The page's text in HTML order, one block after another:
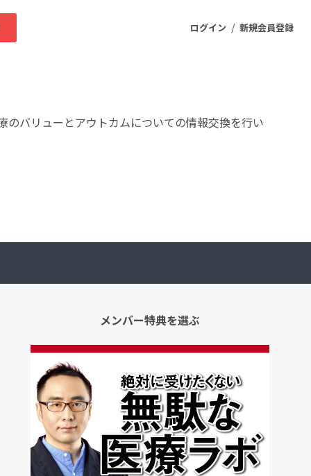
ログイン / 新規会員登録
ティ
のバリューとアウトカムについての情報交換を行い
メンバー特典を選ぶ